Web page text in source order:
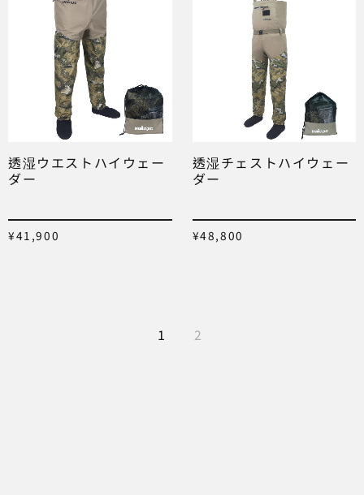
透湿ウエストハイウェー
ダー
¥41,900
透湿チェストハイウェー
ダー
¥48,800
1 2